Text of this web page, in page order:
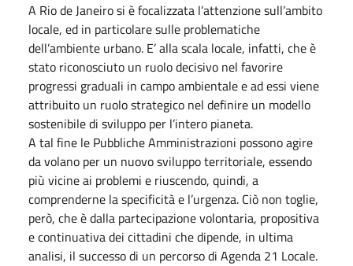
A Rio de Janeiro si è focalizzata l’attenzione sull’ambito
locale, ed in particolare sulle problematiche
dell’ambiente urbano. E’ alla scala locale, infatti, che è
stato riconosciuto un ruolo decisivo nel favorire
progressi graduali in campo ambientale e ad essi viene
attribuito un ruolo strategico nel definire un modello
sostenibile di sviluppo per l’intero pianeta.
A tal fine le Pubbliche Amministrazioni possono agire
da volano per un nuovo sviluppo territoriale, essendo
più vicine ai problemi e riuscendo, quindi, a
comprenderne la specificità e l’urgenza. Ciò non toglie,
però, che è dalla partecipazione volontaria, propositiva
e continuativa dei cittadini che dipende, in ultima
analisi, il successo di un percorso di Agenda 21 Locale.